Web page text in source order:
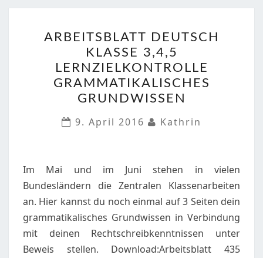
DEUTSCH
KLASSE
3,4,5
LERNZIELKONTROLLE
GRAMMATIKALISCHES
GRUNDWISSEN
ARBEITSBLATT DEUTSCH
KLASSE 3,4,5
LERNZIELKONTROLLE
GRAMMATIKALISCHES
GRUNDWISSEN
9. April 2016
Kathrin
Im Mai und im Juni stehen in vielen
Bundesländern die Zentralen Klassenarbeiten
an. Hier kannst du noch einmal auf 3 Seiten dein
grammatikalisches Grundwissen in Verbindung
mit deinen Rechtschreibkenntnissen unter
Beweis stellen. Download:Arbeitsblatt 435